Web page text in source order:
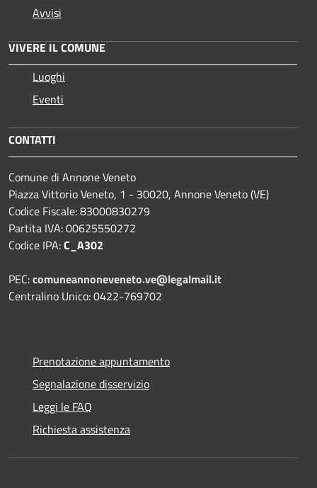
Avvisi
VIVERE IL COMUNE
Luoghi
Eventi
CONTATTI
Comune di Annone Veneto
Piazza Vittorio Veneto, 1 - 30020, Annone Veneto (VE)
Codice Fiscale: 83000830279
Partita IVA: 00625550272
Codice IPA:C_A302
PEC:comuneannoneveneto.ve@legalmail.it
Centralino Unico: 0422-769702
Prenotazione appuntamento
Segnalazione disservizio
Leggi le FAQ
Richiesta assistenza